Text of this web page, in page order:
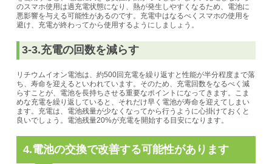
のスマホ使用は過充電状態になり、熱が発生しやすくなるため、電池に
悪影響を与える可能性があるのです。 充電中はなるべくスマホの使用を
避け、充電が終わってから使用するようにしましょう。
3-3.充電の回数を減らす
リチウムイオン電池は、約500回充電を繰り返すと性能が半分程度まで落
ち、寿命を迎えるといわれています。そのため、充電回数をなるべく減
らすことが、電池を長持ちさせる重要なポイントになってきます。
こま
めな充電を繰り返していると、それだけ早く電池が寿命を迎えてしまい
ます。 充電は、電池残量が少なくなってから行うように心掛けておく と
良いでしょう。 電池残量20%が充電を開始する目安になります。
4.電池の交換で改善する可能性があります